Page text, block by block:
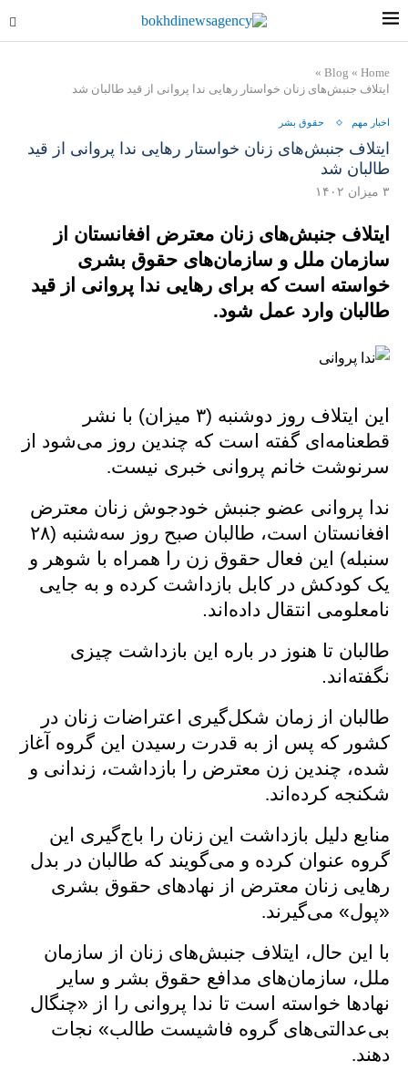
Home
»
Blog
»
ایتلاف جنبش‌های زنان خواستار رهایی ندا پروانی از قید طالبان شد
اخبار مهم حقوق بشر
ایتلاف جنبش‌های زنان خواستار رهایی ندا پروانی از قید
طالبان شد
۳ میزان ۱۴۰۲
ایتلاف جنبش‌های زنان معترض افغانستان از
سازمان ملل و سازمان‌های حقوق بشری
خواسته است که برای رهایی ندا پروانی از قید
طالبان وارد عمل شود.
این ایتلاف روز دوشنبه (۳ میزان) با نشر
قطعنامه‌ای گفته است که چندین روز می‌شود از
سرنوشت خانم پروانی خبری نیست.
ندا پروانی عضو جنبش خودجوش زنان معترض
افغانستان است، طالبان صبح روز سه‌شنبه (۲۸
سنبله) این فعال حقوق زن را همراه با شوهر و
یک کودکش در کابل بازداشت کرده و به جایی
نامعلومی انتقال داده‌اند.
طالبان تا هنوز در باره این بازداشت چیزی
نگفته‌اند.
طالبان از زمان شکل‌گیری اعتراضات زنان در
کشور که پس از به قدرت رسیدن این گروه آغاز
شده، چندین زن معترض را بازداشت، زندانی و
شکنجه کرده‌‌اند.
منابع دلیل بازداشت این زنان را باج‌گیری این
گروه عنوان کرده و می‌گویند که طالبان در بدل
رهایی زنان معترض از نهادهای حقوق بشری
«پول» می‌‌گیرند.
با این حال،
ایتلاف جنبش‌های زنان از سازمان
ملل، سازمان‌های مدافع حقوق بشر و سایر
نهادها خواسته است تا ندا پروانی را از «چنگال
بی‌عدالتی‌های گروه فاشیست طالب» نجات
دهند.